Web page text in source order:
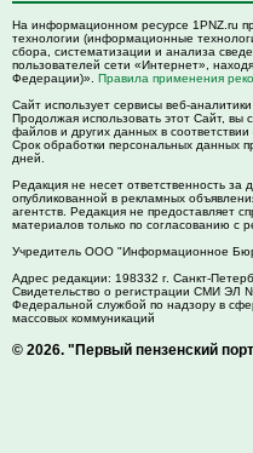
На информационном ресурсе 1PNZ.ru
технологии (информационные
сбора, систематизации и анализа
пользователей сети «Интернет»,
Федерации)». Правила применения
Сайт использует сервисы веб-аналитики
Продолжая использовать этот Сайт, вы
файлов и других данных в
Срок обработки персональных данных
дней.
Редакция не несет ответственность за
опубликованной в рекламных
агентств. Редакция не предоставляет
материалов только по согласованию с
Учредитель ООО "Информационное
Адрес редакции: 198332 г. Санкт-
Свидетельство о регистрации СМИ ЭЛ
Федеральной службой по надзору в
массовых коммуникаций
© 2026. "Первый пензенский